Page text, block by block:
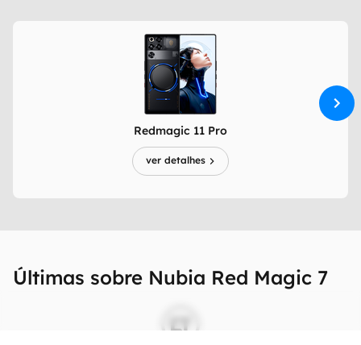
Redmagic 11 Pro
ver detalhes
Últimas sobre Nubia Red Magic 7